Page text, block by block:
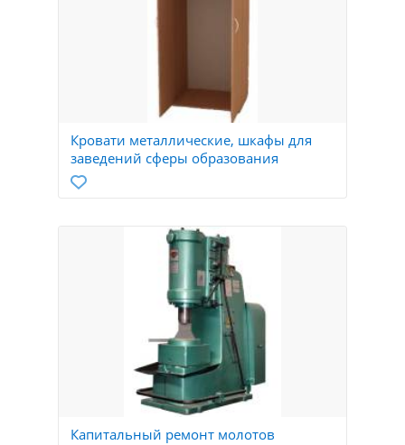
Кровати металлические, шкафы для
заведений сферы образования
Капитальный ремонт молотов